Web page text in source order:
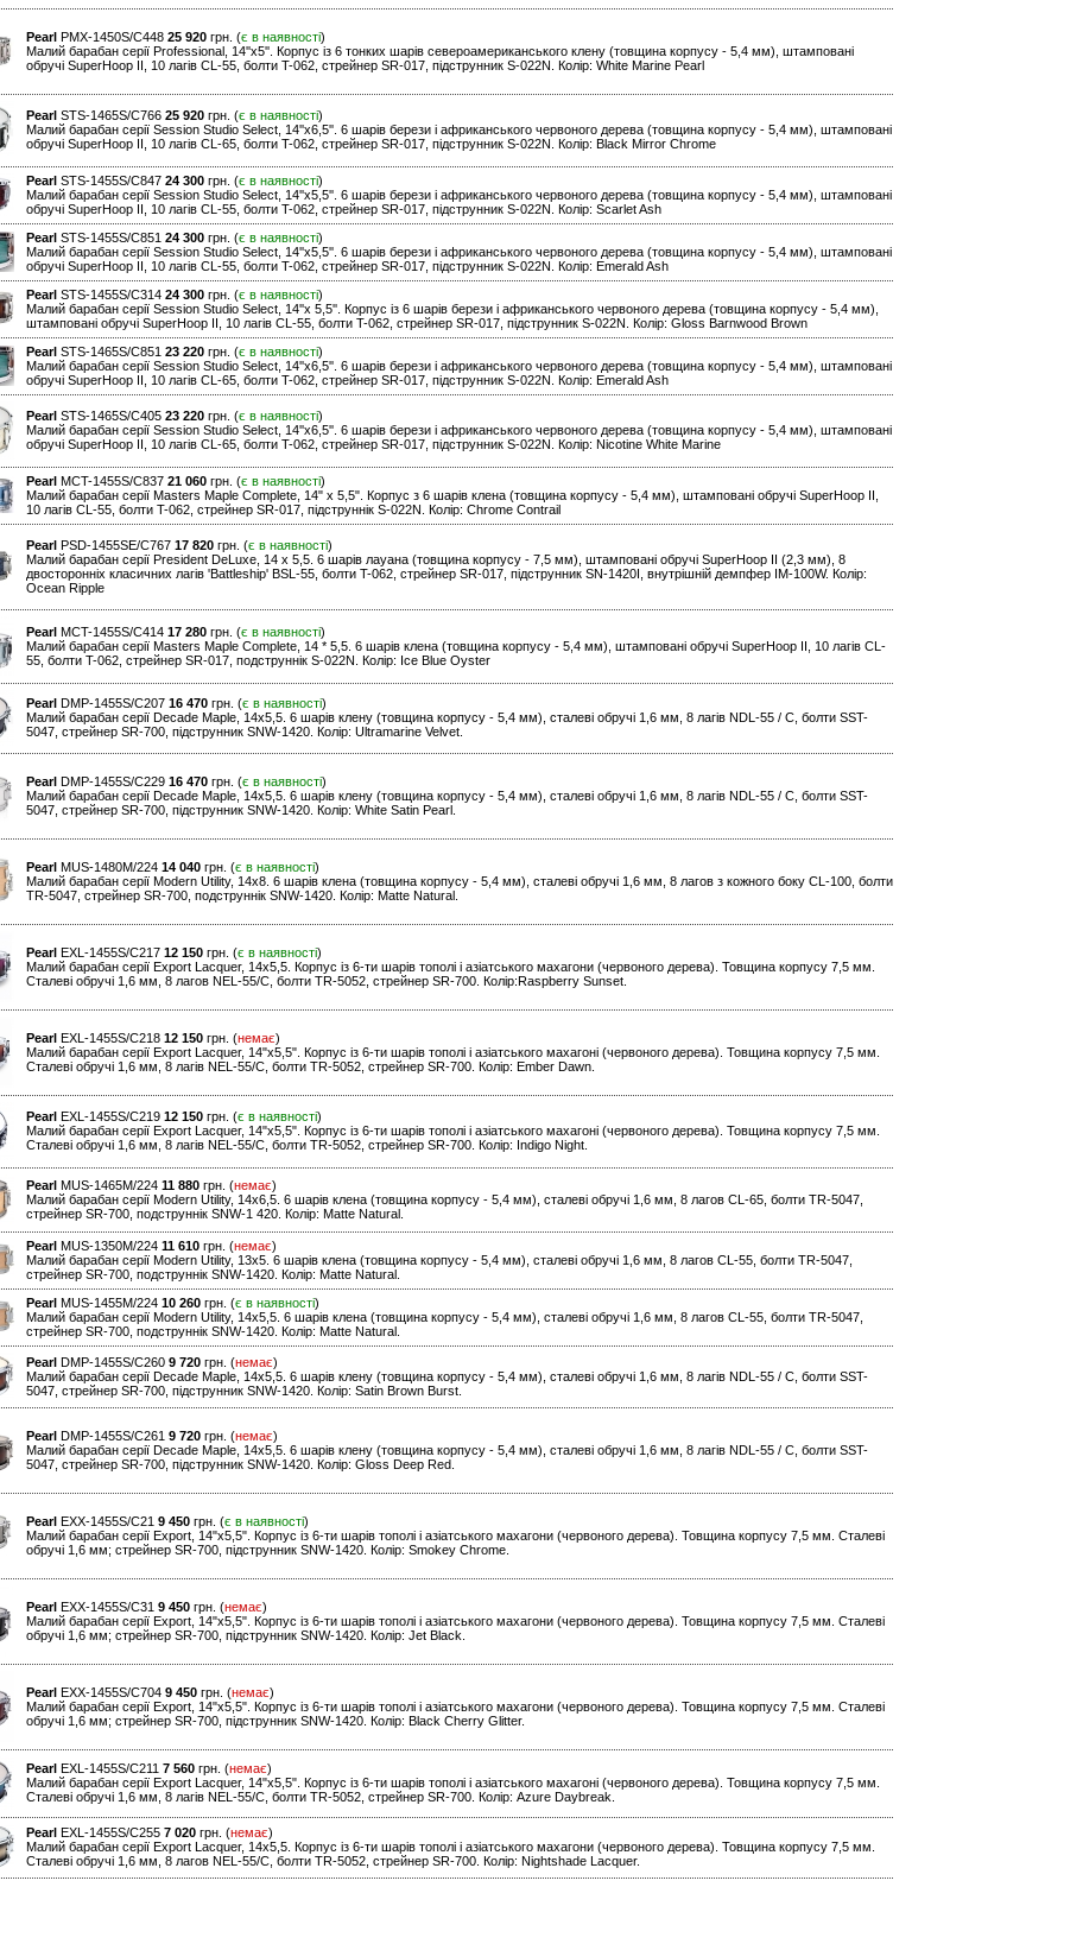
Pearl PMX-1450S/C448 25 920 грн. (є в наявності)
Малий барабан серії Professional, 14''x5''. Корпус із 6 тонких шарів североамериканського клену (товщина корпусу - 5,4 мм), штамповані
обручі SuperHoop II, 10 лагів CL-55, болти T-062, стрейнер SR-017, підструнник S-022N. Колір: White Marine Pearl
Pearl STS-1465S/C766 25 920 грн. (є в наявності)
Малий барабан серії Session Studio Select, 14''x6,5''. 6 шарів берези і африканського червоного дерева (товщина корпусу - 5,4 мм), штамповані
обручі SuperHoop II, 10 лагів CL-65, болти T-062, стрейнер SR-017, підструнник S-022N. Колір: Black Mirror Chrome
Pearl STS-1455S/C847 24 300 грн. (є в наявності)
Малий барабан серії Session Studio Select, 14''x5,5''. 6 шарів берези і африканського червоного дерева (товщина корпусу - 5,4 мм), штамповані
обручі SuperHoop II, 10 лагів CL-55, болти T-062, стрейнер SR-017, підструнник S-022N. Колір: Scarlet Ash
Pearl STS-1455S/C851 24 300 грн. (є в наявності)
Малий барабан серії Session Studio Select, 14''x5,5''. 6 шарів берези і африканського червоного дерева (товщина корпусу - 5,4 мм), штамповані
обручі SuperHoop II, 10 лагів CL-55, болти T-062, стрейнер SR-017, підструнник S-022N. Колір: Emerald Ash
Pearl STS-1455S/C314 24 300 грн. (є в наявності)
Малий барабан серії Session Studio Select, 14''x 5,5''. Корпус iз 6 шарів берези і африканського червоного дерева (товщина корпусу - 5,4 мм),
штамповані обручі SuperHoop II, 10 лагів CL-55, болти T-062, стрейнер SR-017, пiдструнник S-022N. Колір: Gloss Barnwood Brown
Pearl STS-1465S/C851 23 220 грн. (є в наявності)
Малий барабан серії Session Studio Select, 14''x6,5''. 6 шарів берези і африканського червоного дерева (товщина корпусу - 5,4 мм), штамповані
обручі SuperHoop II, 10 лагів CL-65, болти T-062, стрейнер SR-017, підструнник S-022N. Колір: Emerald Ash
Pearl STS-1465S/C405 23 220 грн. (є в наявності)
Малий барабан серії Session Studio Select, 14''x6,5''. 6 шарів берези і африканського червоного дерева (товщина корпусу - 5,4 мм), штамповані
обручі SuperHoop II, 10 лагів CL-65, болти T-062, стрейнер SR-017, підструнник S-022N. Колір: Nicotine White Marine
Pearl MCT-1455S/C837 21 060 грн. (є в наявності)
Малий барабан серії Masters Maple Complete, 14" x 5,5". Корпус з 6 шарів клена (товщина корпусу - 5,4 мм), штамповані обручі SuperHoop II,
10 лагів CL-55, болти T-062, стрейнер SR-017, пiдструннік S-022N. Колір: Chrome Contrail
Pearl PSD-1455SE/C767 17 820 грн. (є в наявності)
Малий барабан серії President DeLuxe, 14 x 5,5. 6 шарів лауана (товщина корпусу - 7,5 мм), штамповані обручі SuperHoop II (2,3 мм), 8
двостороннiх класичних лагів 'Battleship' BSL-55, болти T-062, стрейнер SR-017, пiдструнник SN-1420I, внутрiшнiй демпфер IM-100W. Колір:
Ocean Ripple
Pearl MCT-1455S/C414 17 280 грн. (є в наявності)
Малий барабан серії Masters Maple Complete, 14 * 5,5. 6 шарів клена (товщина корпусу - 5,4 мм), штамповані обручі SuperHoop II, 10 лагів CL-
55, болти T-062, стрейнер SR-017, подструннік S-022N. Колір: Ice Blue Oyster
Pearl DMP-1455S/C207 16 470 грн. (є в наявності)
Малий барабан серії Decade Maple, 14x5,5. 6 шарів клену (товщина корпусу - 5,4 мм), сталеві обручі 1,6 мм, 8 лагів NDL-55 / C, болти SST-
5047, стрейнер SR-700, підструнник SNW-1420. Колір: Ultramarine Velvet.
Pearl DMP-1455S/C229 16 470 грн. (є в наявності)
Малий барабан серії Decade Maple, 14x5,5. 6 шарів клену (товщина корпусу - 5,4 мм), сталеві обручі 1,6 мм, 8 лагів NDL-55 / C, болти SST-
5047, стрейнер SR-700, підструнник SNW-1420. Колір: White Satin Pearl.
Pearl MUS-1480M/224 14 040 грн. (є в наявності)
Малий барабан серії Modern Utility, 14x8. 6 шарів клена (товщина корпусу - 5,4 мм), сталеві обручі 1,6 мм, 8 лагов з кожного боку CL-100, болти
TR-5047, стрейнер SR-700, подструннік SNW-1420. Колір: Matte Natural.
Pearl EXL-1455S/C217 12 150 грн. (є в наявності)
Малий барабан серії Export Lacquer, 14x5,5. Корпус із 6-ти шарів тополі і азіатського махагони (червоного дерева). Товщина корпусу 7,5 мм.
Сталеві обручі 1,6 мм, 8 лагов NEL-55/C, болти TR-5052, стрейнер SR-700. Колір:Raspberry Sunset.
Pearl EXL-1455S/C218 12 150 грн. (немає)
Малий барабан серії Export Lacquer, 14"x5,5". Корпус із 6-ти шарів тополі і азіатського махагоні (червоного дерева). Товщина корпусу 7,5 мм.
Сталеві обручі 1,6 мм, 8 лагiв NEL-55/C, болти TR-5052, стрейнер SR-700. Колір: Ember Dawn.
Pearl EXL-1455S/C219 12 150 грн. (є в наявності)
Малий барабан серії Export Lacquer, 14"x5,5". Корпус із 6-ти шарів тополі і азіатського махагоні (червоного дерева). Товщина корпусу 7,5 мм.
Сталеві обручі 1,6 мм, 8 лагiв NEL-55/C, болти TR-5052, стрейнер SR-700. Колір: Indigo Night.
Pearl MUS-1465M/224 11 880 грн. (немає)
Малий барабан серії Modern Utility, 14x6,5. 6 шарів клена (товщина корпусу - 5,4 мм), сталеві обручі 1,6 мм, 8 лагов CL-65, болти TR-5047,
стрейнер SR-700, подструннік SNW-1 420. Колір: Matte Natural.
Pearl MUS-1350M/224 11 610 грн. (немає)
Малий барабан серії Modern Utility, 13x5. 6 шарів клена (товщина корпусу - 5,4 мм), сталеві обручі 1,6 мм, 8 лагов CL-55, болти TR-5047,
стрейнер SR-700, подструннік SNW-1420. Колір: Matte Natural.
Pearl MUS-1455M/224 10 260 грн. (є в наявності)
Малий барабан серії Modern Utility, 14x5,5. 6 шарів клена (товщина корпусу - 5,4 мм), сталеві обручі 1,6 мм, 8 лагов CL-55, болти TR-5047,
стрейнер SR-700, подструннік SNW-1420. Колір: Matte Natural.
Pearl DMP-1455S/C260 9 720 грн. (немає)
Малий барабан серії Decade Maple, 14x5,5. 6 шарів клену (товщина корпусу - 5,4 мм), сталеві обручі 1,6 мм, 8 лагів NDL-55 / C, болти SST-
5047, стрейнер SR-700, підструнник SNW-1420. Колір: Satin Brown Burst.
Pearl DMP-1455S/C261 9 720 грн. (немає)
Малий барабан серії Decade Maple, 14x5,5. 6 шарів клену (товщина корпусу - 5,4 мм), сталеві обручі 1,6 мм, 8 лагів NDL-55 / C, болти SST-
5047, стрейнер SR-700, підструнник SNW-1420. Колір: Gloss Deep Red.
Pearl EXX-1455S/C21 9 450 грн. (є в наявності)
Малий барабан серії Export, 14"x5,5". Корпус із 6-ти шарів тополі і азіатського махагони (червоного дерева). Товщина корпусу 7,5 мм. Сталеві
обручі 1,6 мм; стрейнер SR-700, пiдструнник SNW-1420. Колір: Smokey Chrome.
Pearl EXX-1455S/C31 9 450 грн. (немає)
Малий барабан серії Export, 14"x5,5". Корпус із 6-ти шарів тополі і азіатського махагони (червоного дерева). Товщина корпусу 7,5 мм. Сталеві
обручі 1,6 мм; стрейнер SR-700, пiдструнник SNW-1420. Колір: Jet Black.
Pearl EXX-1455S/C704 9 450 грн. (немає)
Малий барабан серії Export, 14"x5,5". Корпус із 6-ти шарів тополі і азіатського махагони (червоного дерева). Товщина корпусу 7,5 мм. Сталеві
обручі 1,6 мм; стрейнер SR-700, пiдструнник SNW-1420. Колір: Black Cherry Glitter.
Pearl EXL-1455S/C211 7 560 грн. (немає)
Малий барабан серії Export Lacquer, 14"x5,5". Корпус із 6-ти шарів тополі і азіатського махагоні (червоного дерева). Товщина корпусу 7,5 мм.
Сталеві обручі 1,6 мм, 8 лагiв NEL-55/C, болти TR-5052, стрейнер SR-700. Колір: Azure Daybreak.
Pearl EXL-1455S/C255 7 020 грн. (немає)
Малий барабан серії Export Lacquer, 14x5,5. Корпус із 6-ти шарів тополі і азіатського махагони (червоного дерева). Товщина корпусу 7,5 мм.
Сталеві обручі 1,6 мм, 8 лагов NEL-55/C, болти TR-5052, стрейнер SR-700. Колір: Nightshade Lacquer.